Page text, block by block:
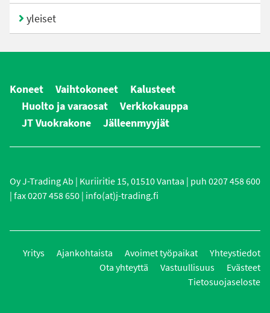
yleiset
Koneet Vaihtokoneet
Kalusteet
Huolto ja varaosat
Verkkokauppa
JT Vuokrakone
Jälleenmyyjät
Oy J-Trading Ab | Kuriiritie 15, 01510 Vantaa | puh 0207 458 600
| fax 0207 458 650 | info(at)j-trading.fi
Yritys Ajankohtaista Avoimet työpaikat
Yhteystiedot
Ota yhteyttä
Vastuullisuus
Evästeet
Tietosuojaseloste